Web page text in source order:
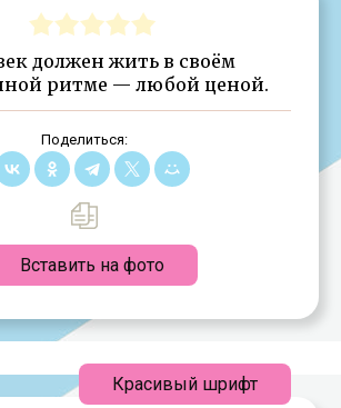
должен жить в своём
ритме — любой ценой.
Поделиться:
Вставить на фото
Красивый шрифт